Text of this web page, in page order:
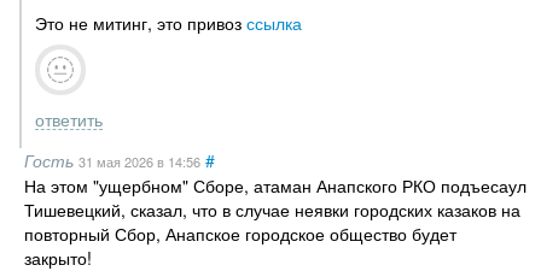
Это не митинг, это привоз ссылка
ответить
Гость 31 мая 2026в 14:56 #
На этом "ущербном" Сборе, атаман Анапского РКО подъесаул
Тишевецкий, сказал, что в случае неявки городских казаков на
повторный Сбор, Анапское городское общество будет
закрыто!